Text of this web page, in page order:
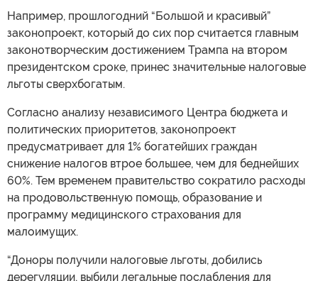
Например, прошлогодний “Большой и красивый”
законопроект, который до сих пор считается главным
законотворческим достижением Трампа на втором
президентском сроке, принес значительные налоговые
льготы сверхбогатым.
Согласно анализу независимого Центра бюджета и
политических приоритетов, законопроект
предусматривает для 1% богатейших граждан
снижение налогов втрое большее, чем для беднейших
60%. Тем временем правительство сократило расходы
на продовольственную помощь, образование и
программу медицинского страхования для
малоимущих.
“Доноры получили налоговые льготы, добились
дерегуляции, выбили легальные послабления для